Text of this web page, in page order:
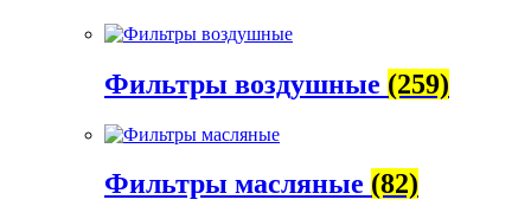
Фильтры воздушные (259)
Фильтры масляные (82)